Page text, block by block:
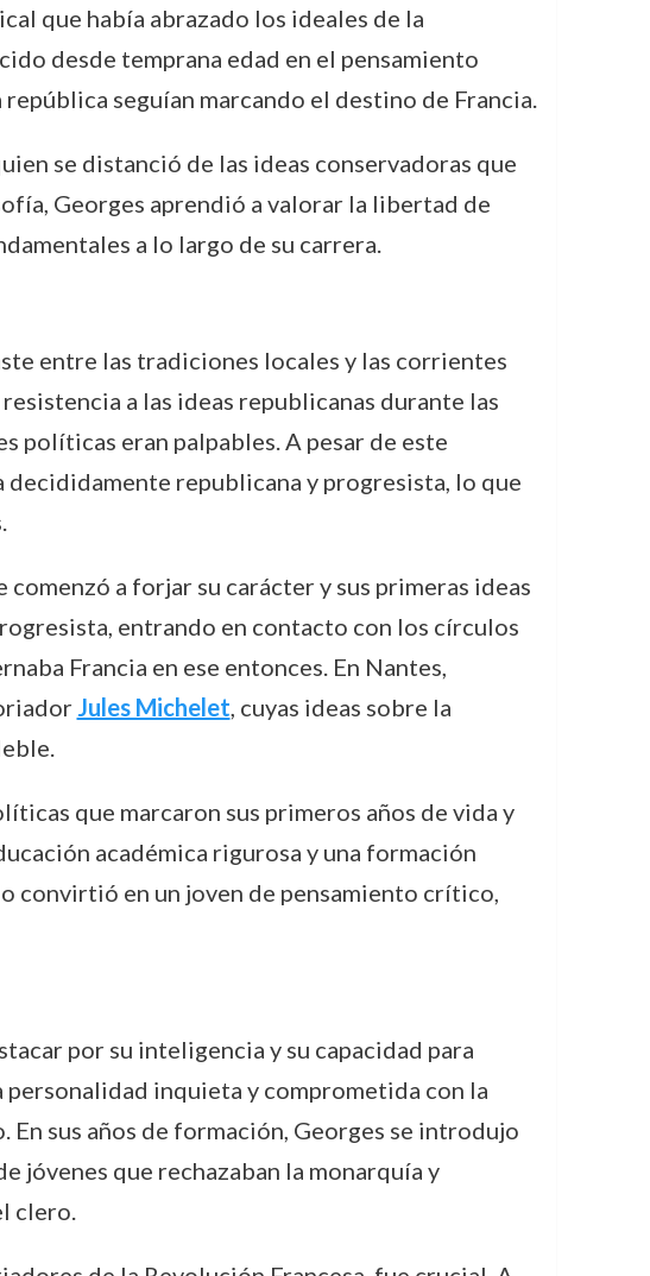
que había abrazado los ideales de la
desde temprana edad en el pensamiento
seguían marcando el destino de Francia.
se distanció de las ideas conservadoras que
Georges aprendió a valorar la libertad de
a lo largo de su carrera.
entre las tradiciones locales y las corrientes
a las ideas republicanas durante las
políticas eran palpables. A pesar de este
republicana y progresista, lo que
a forjar su carácter y sus primeras ideas
entrando en contacto con los círculos
Francia en ese entonces. En Nantes,
Jules Michelet, cuyas ideas sobre la
que marcaron sus primeros años de vida y
académica rigurosa y una formación
convirtió en un joven de pensamiento crítico,
por su inteligencia y su capacidad para
personalidad inquieta y comprometida con la
sus años de formación, Georges se introdujo
jóvenes que rechazaban la monarquía y
clero.